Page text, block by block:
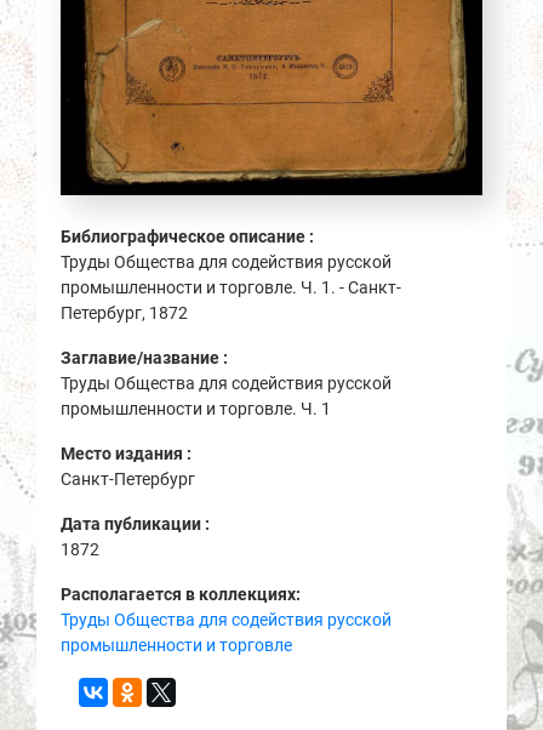
Библиографическое описание :
Труды Общества для содействия русской
промышленности и торговле. Ч. 1. - Санкт-
Петербург, 1872
Заглавие/название :
Труды Общества для содействия русской
промышленности и торговле. Ч. 1
Место издания :
Санкт-Петербург
Дата публикации :
1872
Располагается в коллекциях:
Труды Общества для содействия русской
промышленности и торговле